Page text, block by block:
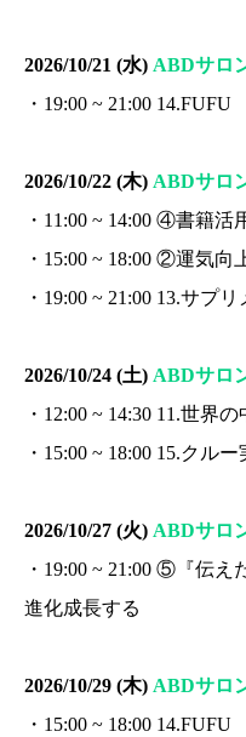
2026/10/21 (水) ABDサロ
・19:00 ~ 21:00 14.FUFU
2026/10/22 (木) ABDサロ
・11:00 ~ 14:00 ④書籍活
・15:00 ~ 18:00 ②運気向
・19:00 ~ 21:00 13.サプ
2026/10/24 (土) ABDサロ
・12:00 ~ 14:30 11.世界
・15:00 ~ 18:00 15.クル
2026/10/27 (火) ABDサロ
・19:00 ~ 21:00 ⑤『伝
進化成長する
2026/10/29 (木) ABDサロ
・15:00 ~ 18:00 14.FUFU